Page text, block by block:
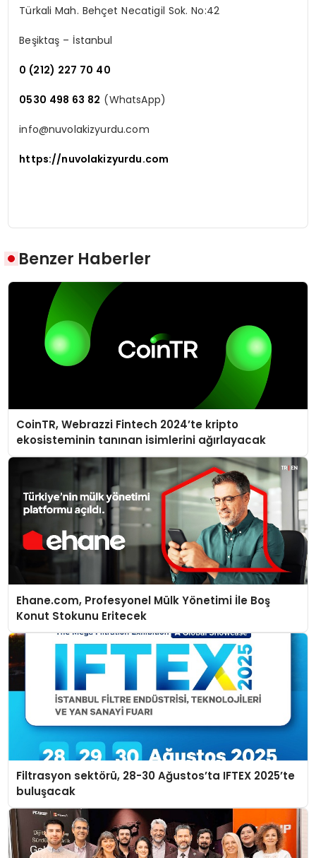
Türkali Mah. Behçet Necatigil Sok. No:42
Beşiktaş – İstanbul
0 (212) 227 70 40
0530 498 63 82 (WhatsApp)
info@nuvolakizyurdu.com
https://nuvolakizyurdu.com
Benzer Haberler
CoinTR, Webrazzi Fintech 2024’te kripto
ekosisteminin tanınan isimlerini ağırlayacak
Ehane.com, Profesyonel Mülk Yönetimi İle Boş
Konut Stokunu Eritecek
Filtrasyon sektörü, 28-30 Ağustos’ta IFTEX 2025’te
buluşacak